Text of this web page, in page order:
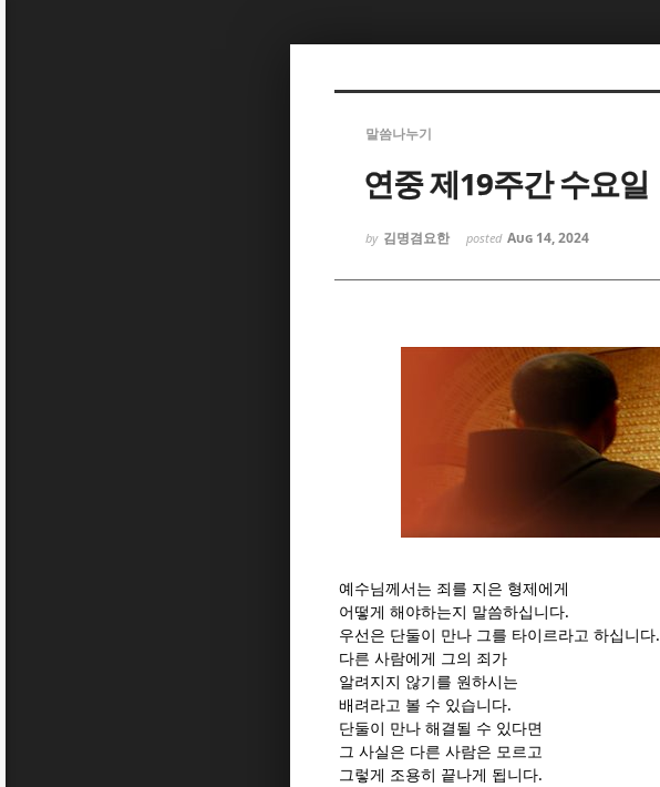
말씀나누기
연중 제19주간 수요일
by 김명겸요한 posted Aug 14, 2024
예수님께서는 죄를 지은 형제에게
어떻게 해야하는지 말씀하십니다.
우선은 단둘이 만나 그를 타이르라고 하십니다.
다른 사람에게 그의 죄가
알려지지 않기를 원하시는
배려라고 볼 수 있습니다.
단둘이 만나 해결될 수 있다면
그 사실은 다른 사람은 모르고
그렇게 조용히 끝나게 됩니다.
Sketchbook5, 스케치북5
Sketchbook5, 스케치북5
Sketchbook5, 스케치북5
Sketchbook5, 스케치북5